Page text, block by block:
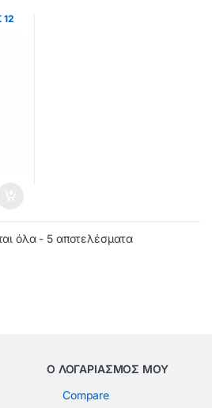
12
όλα - 5 αποτελέσματα
Ο ΛΟΓΑΡΙΑΣΜΟΣ ΜΟΥ
Compare